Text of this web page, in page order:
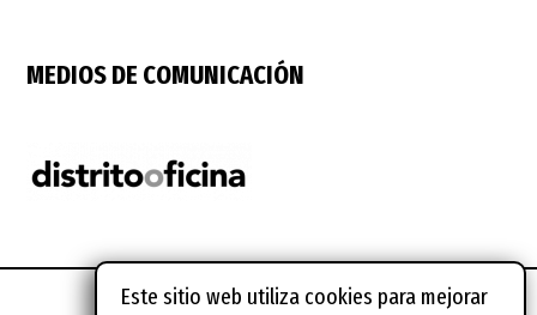
MEDIOS DE COMUNICACIÓN
Este sitio web utiliza cookies para mejorar